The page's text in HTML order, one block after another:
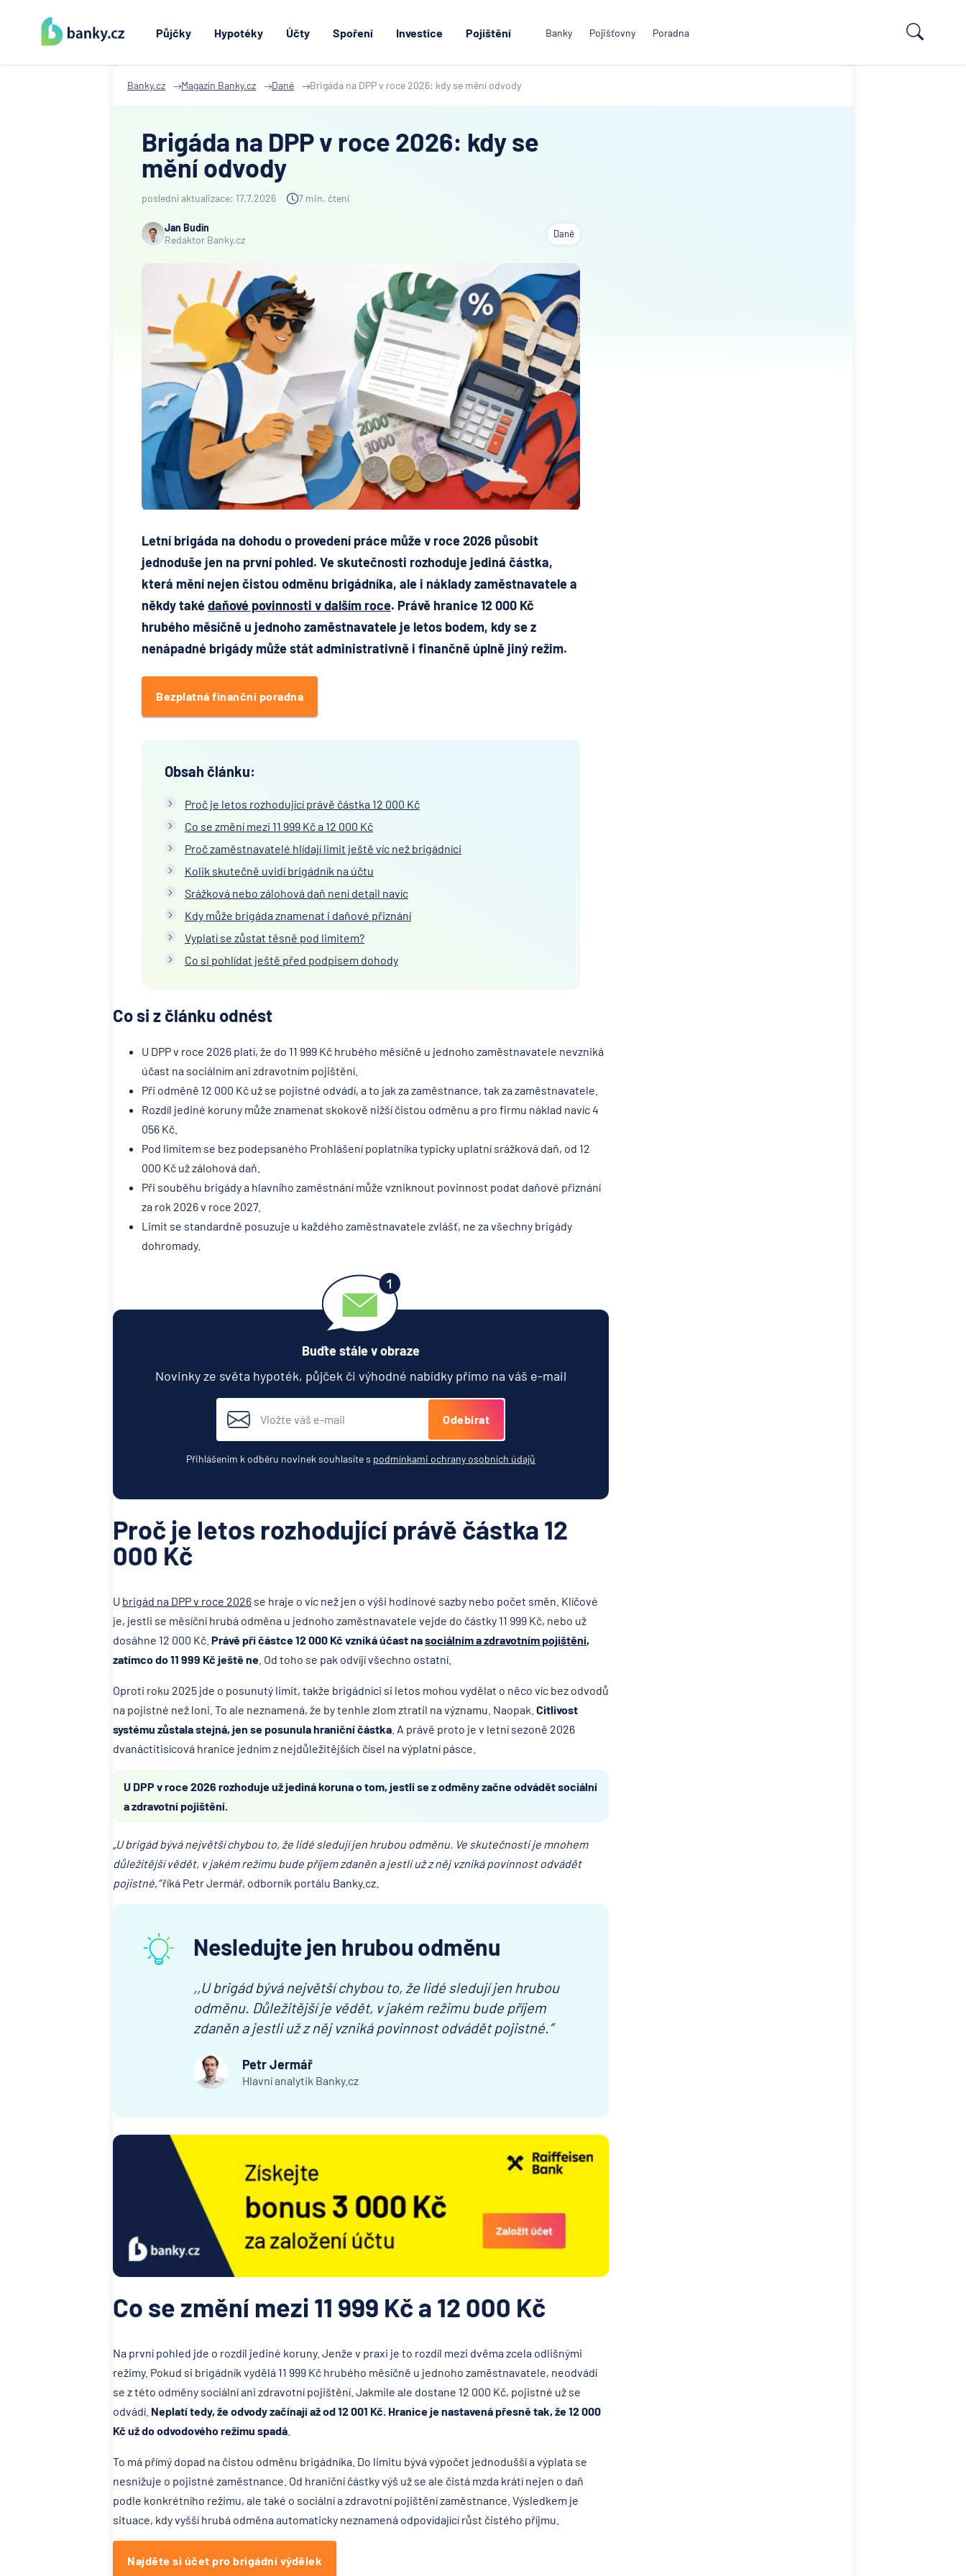
Půjčky Hypotéky Účty Spoření Investice Pojištění Banky Pojišťovny Poradna
Banky.cz Magazín Banky.cz Daně Brigáda na DPP v roce 2026: kdy se mění odvody
Brigáda na DPP v roce 2026: kdy se
mění odvody
poslední aktualizace: 17.7.2026 7 min. čtení
Jan Budín
Redaktor Banky.cz
Daně
Letní brigáda na dohodu o provedení práce může v roce 2026 působit
jednoduše jen na první pohled. Ve skutečnosti rozhoduje jediná částka,
která mění nejen čistou odměnu brigádníka, ale i náklady zaměstnavatele a
někdy takédaňové povinnosti v dalším roce. Právě hranice 12 000 Kč
hrubého měsíčně u jednoho zaměstnavatele je letos bodem, kdy se z
nenápadné brigády může stát administrativně i finančně úplně jiný režim.
Bezplatná finanční poradna
Obsah článku:
Proč je letos rozhodující právě částka 12 000 Kč
Co se změní mezi 11 999 Kč a 12 000 Kč
Proč zaměstnavatelé hlídají limit ještě víc než brigádníci
Kolik skutečně uvidí brigádník na účtu
Srážková nebo zálohová daň není detail navíc
Kdy může brigáda znamenat i daňové přiznání
Vyplatí se zůstat těsně pod limitem?
Co si pohlídat ještě před podpisem dohody
Co si z článku odnést
U DPP v roce 2026 platí, že do 11 999 Kč hrubého měsíčně u jednoho zaměstnavatele nevzniká
účast na sociálním ani zdravotním pojištění.
Při odměně 12 000 Kč už se pojistné odvádí, a to jak za zaměstnance, tak za zaměstnavatele.
Rozdíl jediné koruny může znamenat skokově nižší čistou odměnu a pro firmu náklad navíc 4
056 Kč.
Pod limitem se bez podepsaného Prohlášení poplatníka typicky uplatní srážková daň, od 12
000 Kč už zálohová daň.
Při souběhu brigády a hlavního zaměstnání může vzniknout povinnost podat daňové přiznání
za rok 2026 v roce 2027.
Limit se standardně posuzuje u každého zaměstnavatele zvlášť, ne za všechny brigády
dohromady.
Buďte stále v obraze
Novinky ze světa hypoték, půjček či výhodné nabídky přímo na váš e-mail
Odebírat
Přihlášením k odběru novinek souhlasíte s podmínkami ochrany osobních údajů
Proč je letos rozhodující právě částka 12
000 Kč
U brigád na DPP v roce 2026 se hraje o víc než jen o výši hodinové sazby nebo počet směn. Klíčové
je, jestli se měsíční hrubá odměna u jednoho zaměstnavatele vejde do částky 11 999 Kč, nebo už
dosáhne 12 000 Kč. Právě při částce 12 000 Kč vzniká účast nasociálním a zdravotním pojištění,
zatímco do 11 999 Kč ještě ne . Od toho se pak odvíjí všechno ostatní.
Oproti roku 2025 jde o posunutý limit, takže brigádníci si letos mohou vydělat o něco víc bez odvodů
na pojistné než loni. To ale neznamená, že by tenhle zlom ztratil na významu. Naopak. Citlivost
systému zůstala stejná, jen se posunula hraniční částka . A právě proto je v letní sezoně 2026
dvanáctitisícová hranice jedním z nejdůležitějších čísel na výplatní pásce.
U DPP v roce 2026 rozhoduje už jediná koruna o tom, jestli se z odměny začne odvádět sociální
a zdravotní pojištění.
„U brigád bývá největší chybou to, že lidé sledují jen hrubou odměnu. Ve skutečnosti je mnohem
důležitější vědět, v jakém režimu bude příjem zdaněn a jestli už z něj vzniká povinnost odvádět
pojistné,“říká Petr Jermář, odborník portálu Banky.cz.
Nesledujte jen hrubou odměnu
,,U brigád bývá největší chybou to, že lidé sledují jen hrubou
odměnu. Důležitější je vědět, v jakém režimu bude příjem
zdaněn a jestli už z něj vzniká povinnost odvádět pojistné.”
Petr Jermář
Hlavní analytik Banky.cz
Co se změní mezi 11 999 Kč a 12 000 Kč
Na první pohled jde o rozdíl jediné koruny. Jenže v praxi je to rozdíl mezi dvěma zcela odlišnými
režimy. Pokud si brigádník vydělá 11 999 Kč hrubého měsíčně u jednoho zaměstnavatele, neodvádí
se z této odměny sociální ani zdravotní pojištění. Jakmile ale dostane 12 000 Kč, pojistné už se
odvádí. Neplatí tedy, že odvody začínají až od 12 001 Kč. Hranice je nastavená přesně tak, že 12 000
Kč už do odvodového režimu spadá
To má přímý dopad na čistou odměnu brigádníka. Do limitu bývá výpočet jednodušší a výplata se
nesnižuje o pojistné zaměstnance. Od hraniční částky výš už se ale čistá mzda krátí nejen o daň
podle konkrétního režimu, ale také o sociální a zdravotní pojištění zaměstnance. Výsledkem je
situace, kdy vyšší hrubá odměna automaticky neznamená odpovídající růst čistého příjmu.
Najděte si účet pro brigádní výdělek